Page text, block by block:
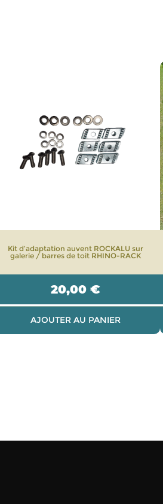
Kit d’adaptation auvent ROCKALU sur
galerie / barres de toit RHINO-RACK
20,00 €
AJOUTER AU PANIER